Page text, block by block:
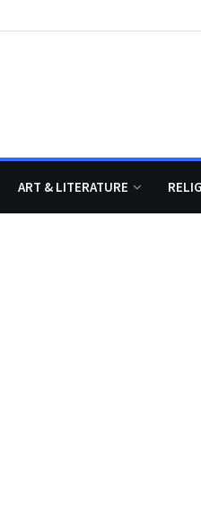
ART & LITERATURE